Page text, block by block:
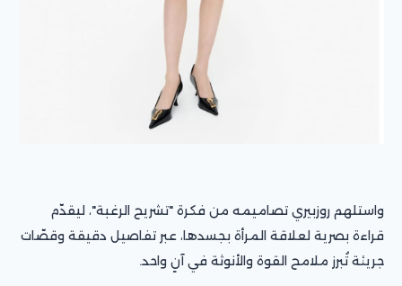
واستلهم روزبيري تصاميمه من فكرة "تشريح الرغبة"، ليقدّم
قراءة بصرية لعلاقة المرأة بجسدها، عبر تفاصيل دقيقة وقصّات
جريئة تُبرز ملامح القوة والأنوثة في آنٍ واحد.